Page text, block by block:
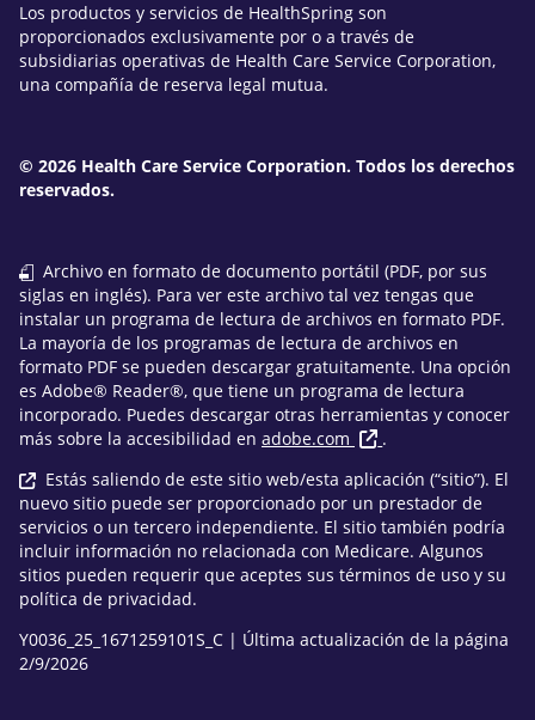
Los productos y servicios de HealthSpring son
proporcionados exclusivamente por o a través de
subsidiarias operativas de Health Care Service Corporation,
una compañía de reserva legal mutua.
© 2026 Health Care Service Corporation. Todos los derechos
reservados.
Archivo en formato de documento portátil (PDF, por sus
siglas en inglés). Para ver este archivo tal vez tengas que
instalar un programa de lectura de archivos en formato PDF.
La mayoría de los programas de lectura de archivos en
formato PDF se pueden descargar gratuitamente. Una opción
es Adobe® Reader®, que tiene un programa de lectura
incorporado. Puedes descargar otras herramientas y conocer
más sobre la accesibilidad en adobe.com
.
Estás saliendo de este sitio web/esta aplicación (“sitio”). El
nuevo sitio puede ser proporcionado por un prestador de
servicios o un tercero independiente. El sitio también podría
incluir información no relacionada con Medicare. Algunos
sitios pueden requerir que aceptes sus términos de uso y su
política de privacidad.
Y0036_25_1671259101S_C | Última actualización de la página
2/9/2026